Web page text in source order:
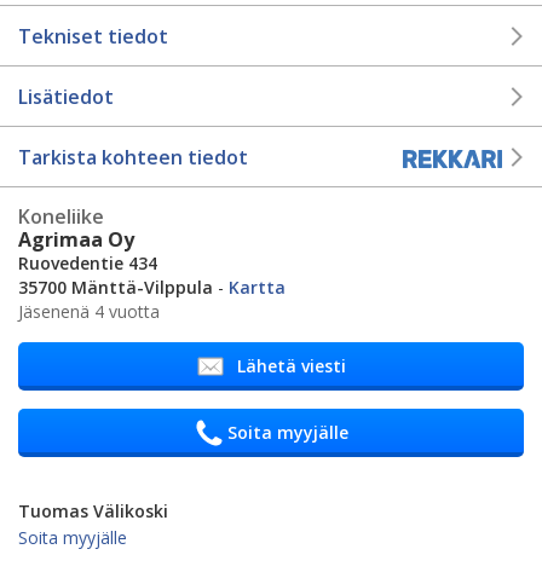
Tekniset tiedot
Lisätiedot
Tarkista kohteen tiedot
Koneliike
Agrimaa Oy
Ruovedentie 434
35700 Mänttä-Vilppula - Kartta
Jäsenenä 4 vuotta
Lähetä viesti
Soita myyjälle
Tuomas Välikoski
Soita myyjälle